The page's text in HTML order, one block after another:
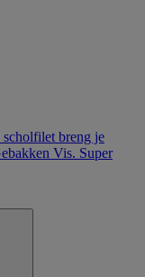
breng je
Vis. Super